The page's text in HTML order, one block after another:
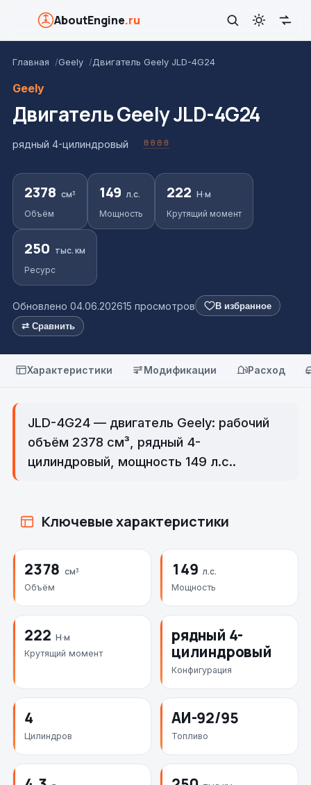
AboutEngine.ru
Главная Geely Двигатель Geely JLD-4G24
Geely
Двигатель Geely JLD-4G24
рядный 4-цилиндровый
2378 см³
Объём
149 л.с.
Мощность
222 Н·м
Крутящий момент
250 тыс. км
Ресурс
Обновлено 04.06.202615 просмотров
В избранное
⇄ Сравнить
Характеристики Модификации Расход
JLD-4G24 — двигатель Geely: рабочий
объём 2378 см³, рядный 4-
цилиндровый, мощность 149 л.с..
Ключевые характеристики
2378 см³
Объём
149 л.с.
Мощность
222 Н·м
Крутящий момент
рядный 4-
цилиндровый
Конфигурация
4
Цилиндров
АИ-92/95
Топливо